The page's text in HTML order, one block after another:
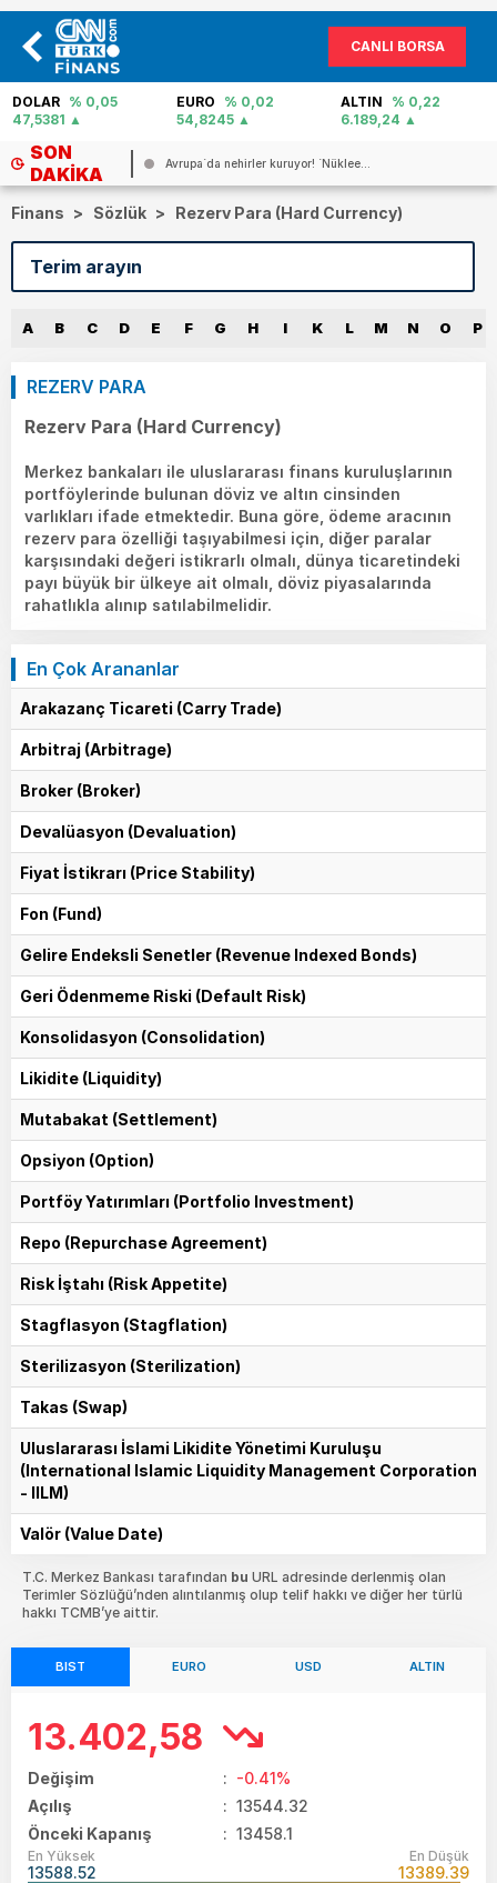
CANLI BORSA
EURO % 0,02
54,8245
ALTIN
% 0,22
6.189,24
PETROL
% -5,54
83,06
SON
DAKIKA
Avrupa`da nehirler kuruyor! `Nüklee...
Finans > Sözlük > Rezerv Para (Hard Currency)
A B C D E F G H I K L M N O P
REZERV PARA
Rezerv Para (Hard Currency)
Merkez bankaları ile uluslararası finans kuruluşlarının
portföylerinde bulunan döviz ve altın cinsinden
varlıkları ifade etmektedir. Buna göre, ödeme aracının
rezerv para özelliği taşıyabilmesi için, diğer paralar
karşısındaki değeri istikrarlı olmalı, dünya ticaretindeki
payı büyük bir ülkeye ait olmalı, döviz piyasalarında
rahatlıkla alınıp satılabilmelidir.
En Çok Arananlar
Arakazanç Ticareti (Carry Trade)
Arbitraj (Arbitrage)
Broker (Broker)
Devalüasyon (Devaluation)
Fiyat İstikrarı (Price Stability)
Fon (Fund)
Gelire Endeksli Senetler (Revenue Indexed Bonds)
Geri Ödenmeme Riski (Default Risk)
Konsolidasyon (Consolidation)
Likidite (Liquidity)
Mutabakat (Settlement)
Opsiyon (Option)
Portföy Yatırımları (Portfolio Investment)
Repo (Repurchase Agreement)
Risk İştahı (Risk Appetite)
Stagflasyon (Stagflation)
Sterilizasyon (Sterilization)
Takas (Swap)
Uluslararası İslami Likidite Yönetimi Kuruluşu
(International Islamic Liquidity Management Corporation
- IILM)
Valör (Value Date)
T.C. Merkez Bankası tarafından bu URL adresinde derlenmiş olan
Terimler Sözlüğü’nden alıntılanmış olup telif hakkı ve diğer her türlü
hakkı TCMB’ye aittir.
BIST EURO USD ALTIN
13.402,58
Değişim : -0.41%
Açılış
: 13544.32
Önceki Kapanış
: 13458.1
En Yüksek
13588.52
En Düşük
13389.39